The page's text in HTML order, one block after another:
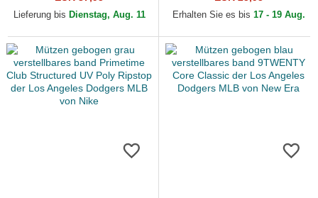
MLB von Nike
Lieferung bis Dienstag, Aug. 11
Angeles Dodgers MLB von...
Erhalten Sie es bis 17 - 19 Aug.